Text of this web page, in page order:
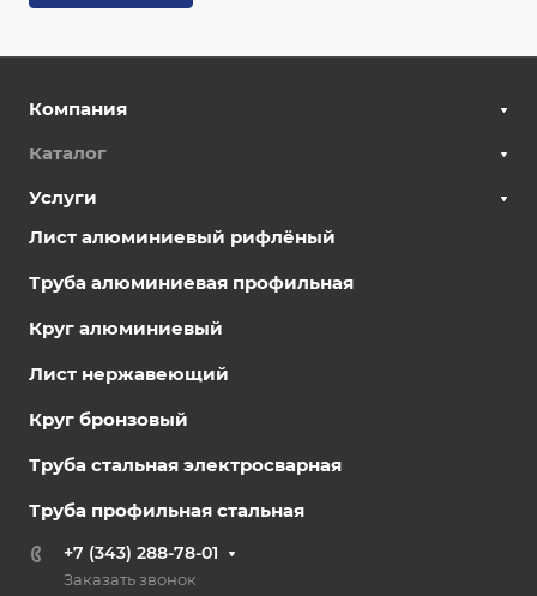
Компания
Каталог
Услуги
Лист алюминиевый рифлёный
Труба алюминиевая профильная
Круг алюминиевый
Лист нержавеющий
Круг бронзовый
Труба стальная электросварная
Труба профильная стальная
+7 (343) 288-78-01
Заказать звонок